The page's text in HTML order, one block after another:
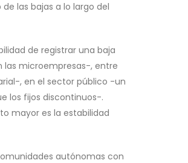
las bajas a lo largo del
de registrar una baja
las microempresas-, entre
, en el sector público -un
los fijos discontinuos-.
mayor es la estabilidad
autónomas con